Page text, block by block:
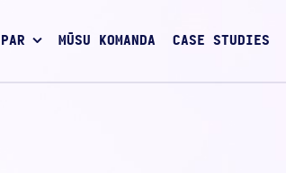
MŪSU KOMANDA CASE STUDIES